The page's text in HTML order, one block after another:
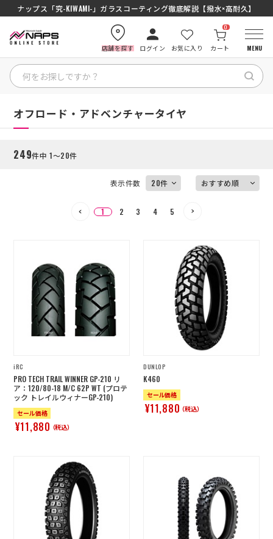
ナップス「究-KIWAMI-」ガラスコーティング徹底解説【撥水×高耐久】
店舗を探す ログイン お気に入り カート
0
MENU
HOME
コーポレートサイト
古物営業法に基づく表示/保険勧誘
利用規約
商品レビュー利用規約
プライバシーポリシー
返金ポリシー
カスタマーハラスメントに対する方
針
絞り込む
HOME
オフロード・アドベンチャータイヤ
249件中 1～20件
表示件数
1 2 3 4 5
iRC
PRO TECH TRAIL WINNER GP-210 リ
ア：120/80-18 M/C 62P WT (プロテ
ック トレイルウィナーGP-210)
セール価格
¥11,880（税込）
DUNLOP
K460
セール価格
¥11,880（税込）